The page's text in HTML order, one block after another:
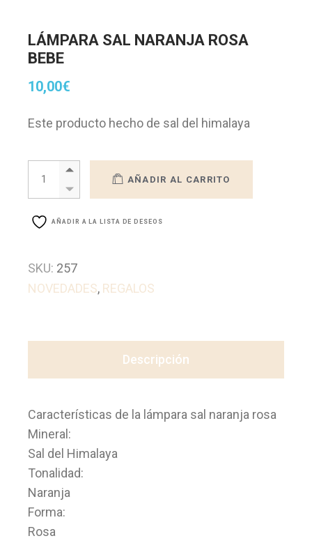
LÁMPARA SAL NARANJA ROSA
BEBE
10,00€
Este producto hecho de sal del himalaya
LÁMPARA SAL NARANJA ROSA BEBE quantity
AÑADIR AL CARRITO
AÑADIR A LA LISTA DE DESEOS
SKU: 257
NOVEDADES, REGALOS
Descripción
Características de la lámpara sal naranja rosa
Mineral:
Sal del Himalaya
Tonalidad:
Naranja
Forma:
Rosa